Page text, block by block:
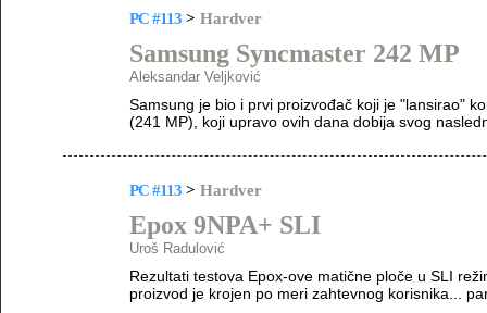
PC #113 > Hardver
Samsung Syncmaster 242 MP
Aleksandar Veljković
Samsung je bio i prvi proizvođač koji je "lansirao"
(241 MP), koji upravo ovih dana dobija svog
PC #113 > Hardver
Epox 9NPA+ SLI
Uroš Radulović
Rezultati testova Epox-ove matične ploče u SLI
proizvod je krojen po meri zahtevnog korisnika...